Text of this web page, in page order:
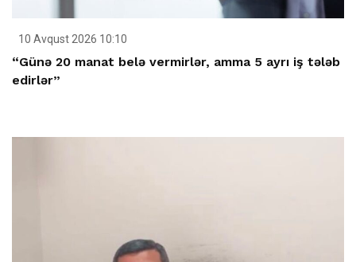
10 Avqust 2026 10:10
“Günə 20 manat belə vermirlər, amma 5 ayrı iş tələb
edirlər”